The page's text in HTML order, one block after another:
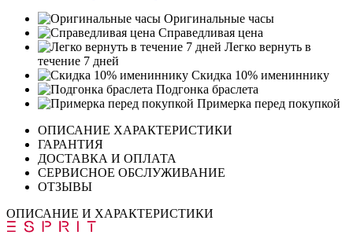
Оригинальные часы
Справедливая цена
Легко вернуть в
течение 7 дней
Скидка 10% имениннику
Подгонка браслета
Примерка перед покупкой
ОПИСАНИЕ ХАРАКТЕРИСТИКИ
ГАРАНТИЯ
ДОСТАВКА И ОПЛАТА
СЕРВИСНОЕ ОБСЛУЖИВАНИЕ
ОТЗЫВЫ
ОПИСАНИЕ И ХАРАКТЕРИСТИКИ